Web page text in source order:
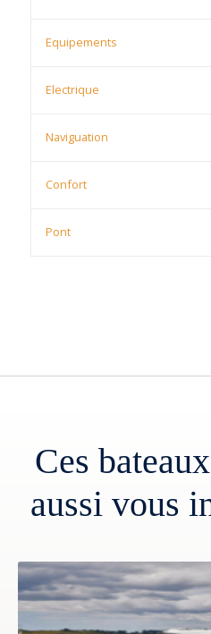
Equipements
Electrique
Naviguation
Confort
Pont
Ces
aussi vous